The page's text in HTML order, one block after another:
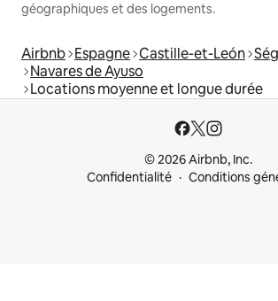
géographiques et des logements.
Airbnb Espagne Castille-et-León
Navares de Ayuso
Locations moyenne et longue durée
© 2026 Airbnb, Inc.
Confidentialité
Conditions